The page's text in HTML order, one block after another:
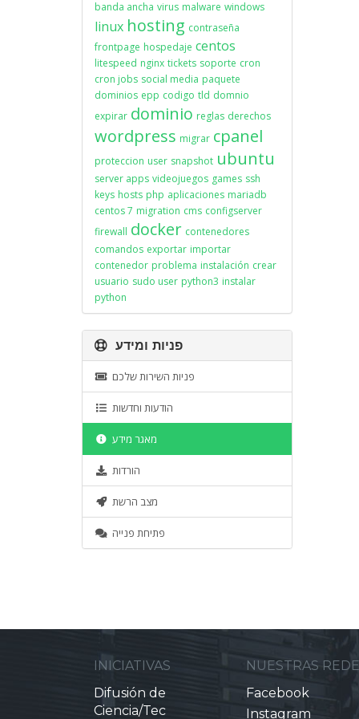
banda ancha virus malware windows
linux hosting contraseña
frontpage hospedaje centos
litespeed nginx tickets soporte cron
cron jobs social media paquete
dominios epp codigo tld domnio
expirar dominio reglas derechos
wordpress migrar cpanel
proteccion user snapshot ubuntu
server apps videojuegos games ssh
keys hosts php aplicaciones mariadb
centos 7 migration cms configserver
firewall docker contenedores
comandos exportar importar
contenedor problema instalación crear
usuario sudo user python3 instalar
python
פניות ומידע
פניות השירות שלכם
הודעות וחדשות
מאגר מידע
הורדות
מצב הרשת
פתיחת פנייה
INICIATIVAS
Difusión de
Ciencia/Tec
NUESTRAS
Facebook
Instagram